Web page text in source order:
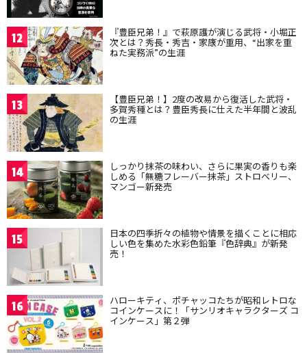
12 『豊臣兄弟！』で萩原護が演じる武将・小堀正
次とは？秀長・秀吉・家康が重用、“出家を重
ねた実務派”の生涯
13 【豊臣兄弟！】2度の改易から復活した武将・
多賀秀種とは？豊臣秀長に仕えた半年間と波乱
の生涯
14 しっかり抹茶の味わい、さらに果実の香りも楽
しめる「無糖フレーバー抹茶」ストロベリー、
マンゴー新発売
15 日本の四季折々の植物や情景を描くことに相応
しい色を集めた水彩色鉛筆『色辞典』が新発
売！
16 ハローキティ、ポチャッコたちが昭和レトロな
コインケースに！「サンリオキャラクターズ コ
インケース」第２弾